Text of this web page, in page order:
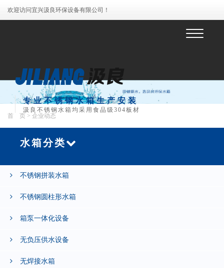
欢迎访问宜兴汲良环保设备有限公司！
菜
专业不锈钢水箱生产安装
汲良不锈钢水箱均采用食品级304板材
首 页 > 企业动态
水箱分类
不锈钢拼装水箱
不锈钢圆柱形水箱
箱泵一体化设备
无负压供水设备
无焊接水箱